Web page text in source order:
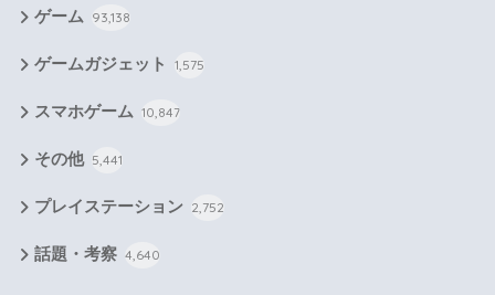
ゲーム 93,138
ゲームガジェット 1,575
スマホゲーム 10,847
その他 5,441
プレイステーション 2,752
話題・考察 4,640